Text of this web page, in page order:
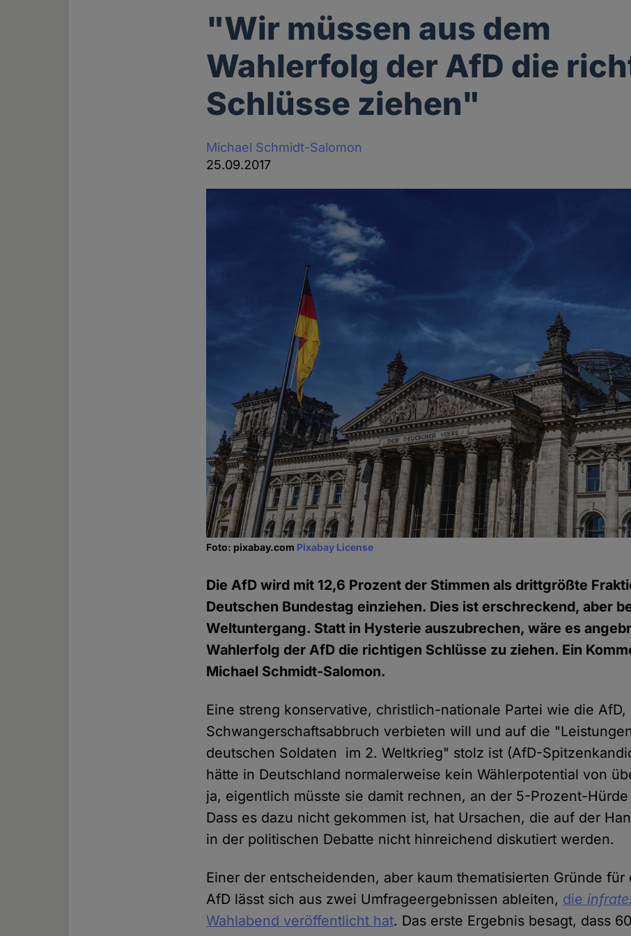
"Wir müssen aus dem
Wahlerfolg der AfD die
Schlüsse ziehen"
Michael Schmidt-Salomon
25.09.2017
Foto: pixabay.com Pixabay License
Die AfD wird mit 12,6 Prozent der Stimmen als drittgrößte
Deutschen Bundestag einziehen. Dies ist erschreckend, aber
Weltuntergang. Statt in Hysterie auszubrechen, wäre es
Wahlerfolg der AfD die richtigen Schlüsse zu ziehen. Ein
Michael Schmidt-Salomon.
Eine streng konservative, christlich-nationale Partei wie die AfD,
Schwangerschaftsabbruch verbieten will und auf die
deutschen Soldaten im 2. Weltkrieg" stolz ist (AfD-
hätte in Deutschland normalerweise kein Wählerpotential von
ja, eigentlich müsste sie damit rechnen, an der 5-Prozent-
Dass es dazu nicht gekommen ist, hat Ursachen, die auf der
in der politischen Debatte nicht hinreichend diskutiert werden.
Einer der entscheidenden, aber kaum thematisierten Gründe für
AfD lässt sich aus zwei Umfrageergebnissen ableiten, die
Wahlabend veröffentlicht hat. Das erste Ergebnis besagt, dass